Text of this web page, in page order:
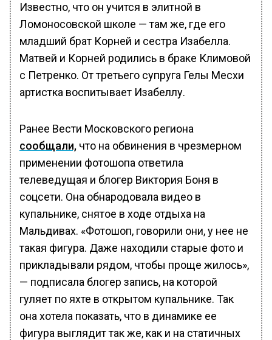
Известно, что он учится в элитной в
Ломоносовской школе — там же, где его
младший брат Корней и сестра Изабелла.
Матвей и Корней родились в браке Климовой
с Петренко. От третьего супруга Гелы Месхи
артистка воспитывает Изабеллу.
Ранее Вести Московского региона
сообщали, что на обвинения в чрезмерном
применении фотошопа ответила
телеведущая и блогер Виктория Боня в
соцсети. Она обнародовала видео в
купальнике, снятое в ходе отдыха на
Мальдивах. «Фотошоп, говорили они, у нее не
такая фигура. Даже находили старые фото и
прикладывали рядом, чтобы проще жилось»,
— подписала блогер запись, на которой
гуляет по яхте в открытом купальнике. Так
она хотела показать, что в динамике ее
фигура выглядит так же, как и на статичных